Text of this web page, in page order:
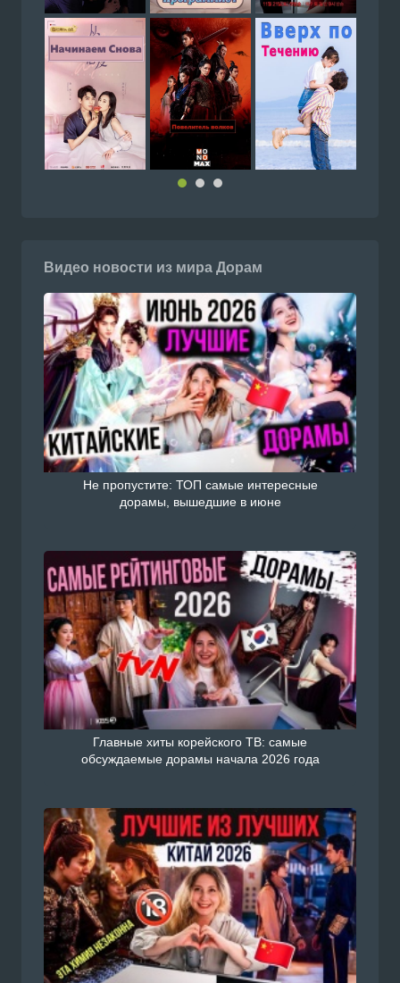
Видео новости из мира Дорам
Не пропустите: ТОП самые интересные
дорамы, вышедшие в июне
Главные хиты корейского ТВ: самые
обсуждаемые дорамы начала 2026 года